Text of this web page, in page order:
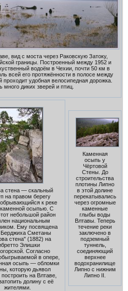
вид с моста через Раковскую Затоку,
границы. Построенный между 1952 и
водоём в Чехии, почти 50 км в
всей его протяжённости в полосе между
проходит удобная велосипедная дорожка.
много диких зверей и птиц.
стена — скальный
на правом берегу
к реке
каменной осыпью. С
небольшой район
национальным
Ему посвящена
Берджиха Сметаны
стена" (1882) на
Элишки
Согласно
в опере,
осыпь — обломки
которую дьявол
на Влтаве,
долину с её
жителями.
Каменная
осыпь у
Чёртовой
Стены. До
строительства
плотины Липно
в этой долине
перекатывались
через огромные
каменные
глыбы воды
Влтавы. Теперь
течение реки
заключено в
подземный
туннель,
соединяющий
верхнее
водохранилище
Липно с нижним
Липно II.